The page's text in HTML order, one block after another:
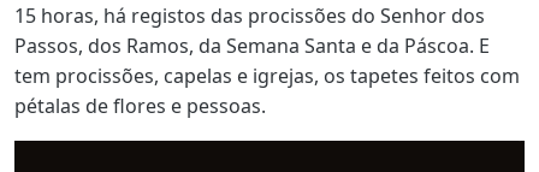
15 horas, há registos das procissões do Senhor dos
Passos, dos Ramos, da Semana Santa e da Páscoa. E
tem procissões, capelas e igrejas, os tapetes feitos com
pétalas de flores e pessoas.